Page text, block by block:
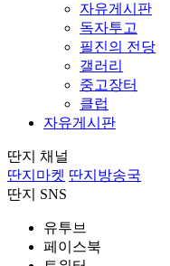
자유게시판
독자투고
필진의 전당
갤러리
중고장터
클럽
자유게시판
딴지 채널
딴지마켓 딴지방송국
딴지 SNS
유투브
페이스북